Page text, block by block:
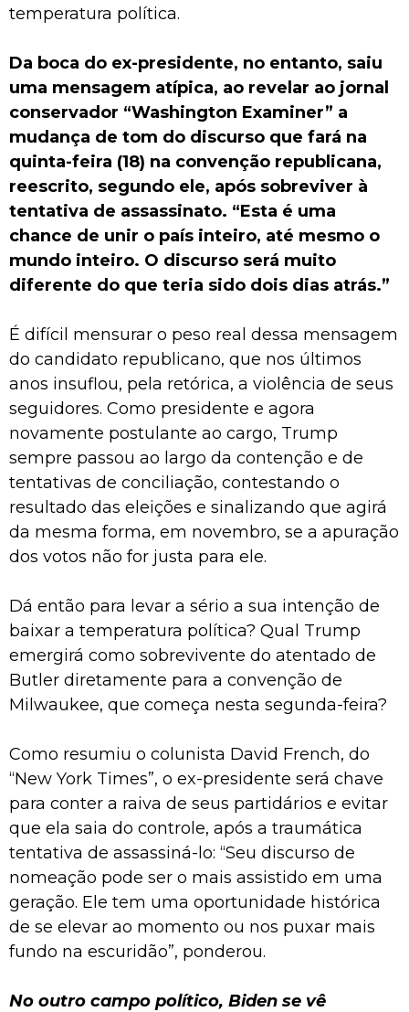
temperatura política.
Da boca do ex-presidente, no entanto, saiu
uma mensagem atípica, ao revelar ao jornal
conservador “Washington Examiner” a
mudança de tom do discurso que fará na
quinta-feira (18) na convenção republicana,
reescrito, segundo ele, após sobreviver à
tentativa de assassinato. “Esta é uma
chance de unir o país inteiro, até mesmo o
mundo inteiro. O discurso será muito
diferente do que teria sido dois dias atrás.”
É difícil mensurar o peso real dessa mensagem
do candidato republicano, que nos últimos
anos insuflou, pela retórica, a violência de seus
seguidores. Como presidente e agora
novamente postulante ao cargo, Trump
sempre passou ao largo da contenção e de
tentativas de conciliação, contestando o
resultado das eleições e sinalizando que agirá
da mesma forma, em novembro, se a apuração
dos votos não for justa para ele.
Dá então para levar a sério a sua intenção de
baixar a temperatura política? Qual Trump
emergirá como sobrevivente do atentado de
Butler diretamente para a convenção de
Milwaukee, que começa nesta segunda-feira?
Como resumiu o colunista David French, do
“New York Times”, o ex-presidente será chave
para conter a raiva de seus partidários e evitar
que ela saia do controle, após a traumática
tentativa de assassiná-lo: “Seu discurso de
nomeação pode ser o mais assistido em uma
geração. Ele tem uma oportunidade histórica
de se elevar ao momento ou nos puxar mais
fundo na escuridão”, ponderou.
No outro campo político, Biden se vê